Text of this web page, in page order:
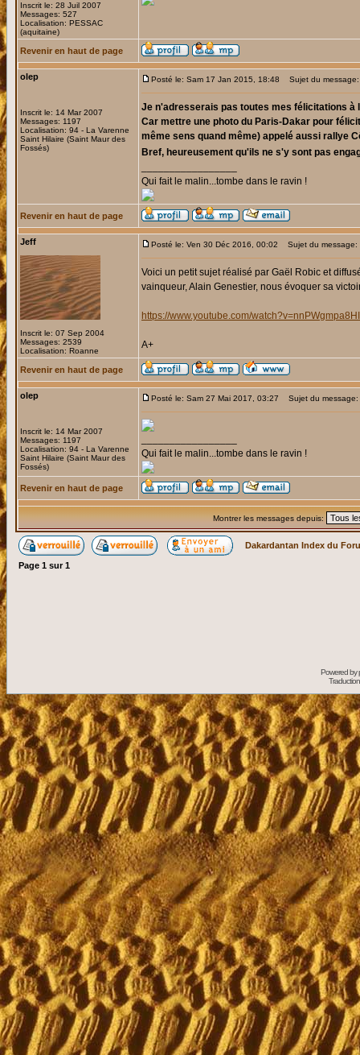
Inscrit le: 28 Juil 2007
Messages: 527
Localisation: PESSAC
(aquitaine)
Revenir en haut de page
olep
Inscrit le: 14 Mar 2007
Messages: 1197
Localisation: 94 - La Varenne
Saint Hilaire (Saint Maur des
Fossés)
Posté le: Sam 17 Jan 2015, 18:48 Sujet du message:
Je n'adresserais pas toutes mes félicitations à
Car mettre une photo du Paris-Dakar pour
même sens quand même) appelé aussi rallye
Bref, heureusement qu'ils ne s'y sont pas
Qui fait le malin...tombe dans le ravin !
Revenir en haut de page
Jeff
Inscrit le: 07 Sep 2004
Messages: 2539
Localisation: Roanne
Posté le: Ven 30 Déc 2016, 00:02 Sujet du message:
Voici un petit sujet réalisé par Gaël Robic et
vainqueur, Alain Genestier, nous évoquer sa
https://www.youtube.com/watch?v=nnPWgmpa8HI
A+
Revenir en haut de page
olep
Inscrit le: 14 Mar 2007
Messages: 1197
Localisation: 94 - La Varenne
Saint Hilaire (Saint Maur des
Fossés)
Posté le: Sam 27 Mai 2017, 03:27 Sujet du message:
Qui fait le malin...tombe dans le ravin !
Revenir en haut de page
Montrer les messages depuis:
Dakardantan Index du
Page 1 sur1
Powered by